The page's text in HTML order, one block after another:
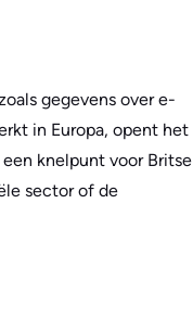
gegevens over e-
in Europa, opent het
knelpunt voor Britse
sector of de